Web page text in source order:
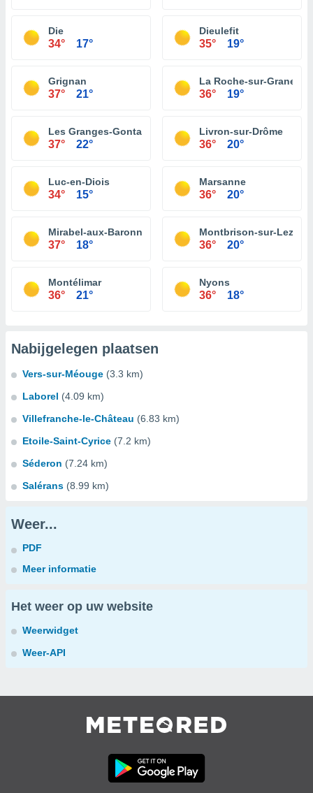
Die
34° 17°
Dieulefit
35° 19°
Grignan
37° 21°
La Roche-sur-Grane
36° 19°
Les Granges-Gontardes
37° 22°
Livron-sur-Drôme
36° 20°
Luc-en-Diois
34° 15°
Marsanne
36° 20°
Mirabel-aux-Baronnies
37° 18°
Montbrison-sur-Lez
36° 20°
Montélimar
36° 21°
Nyons
36° 18°
Nabijgelegen plaatsen
Vers-sur-Méouge (3.3 km)
Laborel (4.09 km)
Villefranche-le-Château (6.83 km)
Etoile-Saint-Cyrice (7.2 km)
Séderon (7.24 km)
Salérans (8.99 km)
Weer...
PDF
Meer informatie
Het weer op uw website
Weerwidget
Weer-API